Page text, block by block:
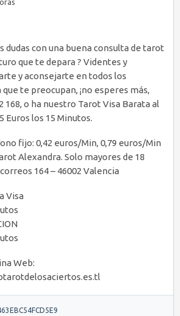
dudas con una buena consulta de tarot
que te depara ? Videntes y
y aconsejarte en todos los
te preocupan, ¡no esperes más,
168, o ha nuestro Tarot Visa Barata al
Euros los 15 Minutos.
fijo: 0,42 euros/Min, 0,79 euros/Min
Alexandra. Solo mayores de 18
164 – 46002 Valencia
Visa
Web: